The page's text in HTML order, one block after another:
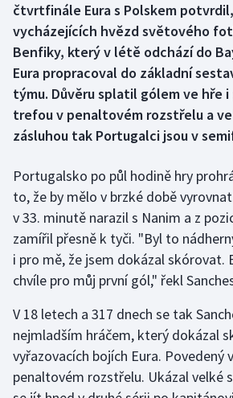
Curling
Dostihy
Florbal
Futsal
Golf
Gymnastika
Házená
Judo
Krasobruslení
čtvrtfinále Eura s Polskem
vycházejících hvězd světového
Benfiky, který v létě odchází do
Eura propracoval do základní
týmu. Důvěru splatil gólem ve hře
trefou v penaltovém rozstřelu a
zásluhou tak Portugalci jsou v
Portugalsko po půl hodině hry
to, že by mělo v brzké době
v 33. minutě narazil s Nanim a z
zamířil přesně k tyči. "Byl to
i pro mě, že jsem dokázal skórovat.
chvíle pro můj první gól," řekl
V 18 letech a 317 dnech se tak
nejmladším hráčem, který dokázal
vyřazovacích bojích Eura. Povedený
penaltovém rozstřelu. Ukázal velké